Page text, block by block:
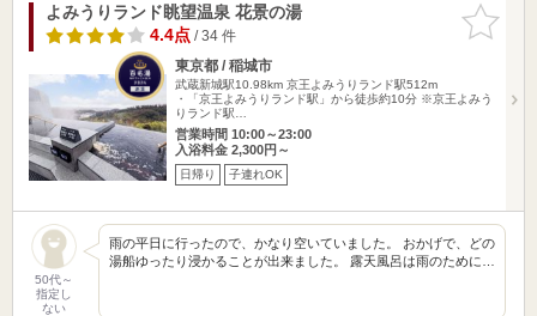
お気に入
りに追加
よみうりランド眺望温泉 花景の湯
4.4点/ 34 件
東京都 / 稲城市
武蔵新城駅10.98km 京王よみうりランド駅512m
・「京王よみうりランド駅」から徒歩約10分 ※京王よみう
りランド駅…
営業時間 10:00～23:00
入浴料金 2,300円～
日帰り 子連れOK
50代～
指定し
ない
雨の平日に行ったので、かなり空いていました。 おかげで、どの
湯船ゆったり浸かることが出来ました。 露天風呂は雨のために…